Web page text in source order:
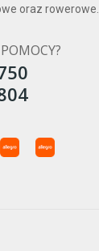
5
rzep
oraz rowerowe.